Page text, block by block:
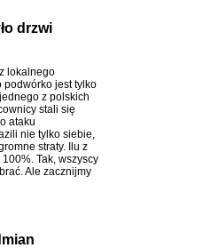
drzwi
lokalnego
podwórko jest tylko
z polskich
stali się
ataku
nie tylko siebie,
straty. Ilu z
Tak, wszyscy
Ale zacznijmy